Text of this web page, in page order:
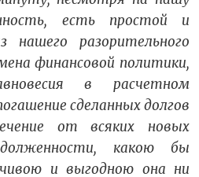
есть простой и
нашего разорительного
финансовой политики,
в расчетном
сделанных долгов
от всяких новых
какою бы
и выгод­ною она ни